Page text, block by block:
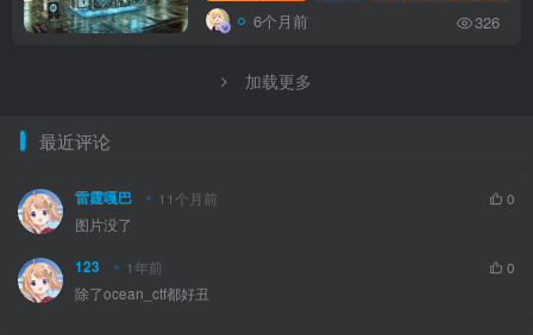
6个月前 326
加载更多
最近评论
雷霆嘎巴 11个月前
0
图片没了
123 1年前
0
除了ocean_ctf都好丑